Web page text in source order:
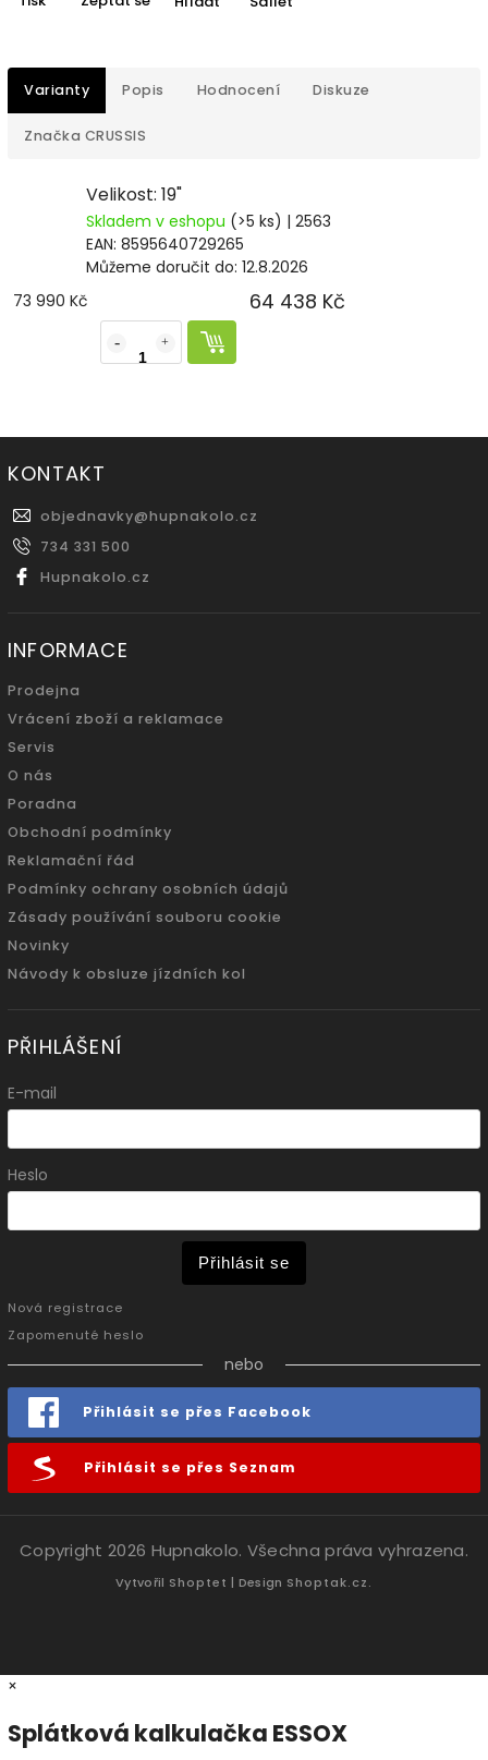
Varianty Popis Hodnocení Diskuze
Značka CRUSSIS
Velikost: 19"
Skladem v eshopu (>5 ks) | 2563
EAN: 8595640729265
Můžeme doručit do: 12.8.2026
73 990 Kč
64 438 Kč
KONTAKT
objednavky@hupnakolo.cz
734 331 500
Hupnakolo.cz
INFORMACE
Prodejna
Vrácení zboží a reklamace
Servis
O nás
Poradna
Obchodní podmínky
Reklamační řád
Podmínky ochrany osobních údajů
Zásady používání souboru cookie
Novinky
Návody k obsluze jízdních kol
PŘIHLÁŠENÍ
E-mail
Heslo
Přihlásit se
Nová registrace
Zapomenuté heslo
nebo
Přihlásit se přes Facebook
Přihlásit se přes Seznam
Copyright 2026 Hupnakolo. Všechna práva vyhrazena.
Vytvořil Shoptet | Design Shoptak.cz.
×
Splátková kalkulačka ESSOX